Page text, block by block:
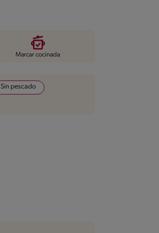
Marcar cocinada
Sin pescado